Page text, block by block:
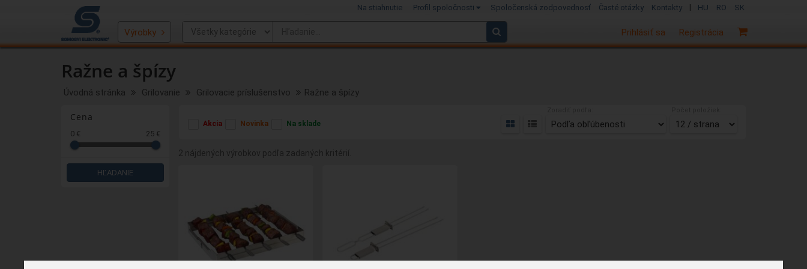
Na stiahnutie Profil spoločnosti Spoločenská zodpovednosť Časté otázky Kontakty | HU RO SK
Registrácia
Prihlásiť sa
Výrobky
Ražne a špízy
Úvodná stránka Grilovanie Grilovacie príslušenstvo Ražne a špízy
Cena
0 € 25 €
HĽADANIE
Akcia Novinka Na sklade
2 nájdených výrobkov podľa zadaných kritérií.